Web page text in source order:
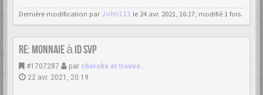
Dernière modification parJohn113 le 24 avr. 2021, 16:17, modifié 1 fois.
Re: monnaie à id svp
#1707287 par cherche et trouve...
22 avr. 2021, 20:19